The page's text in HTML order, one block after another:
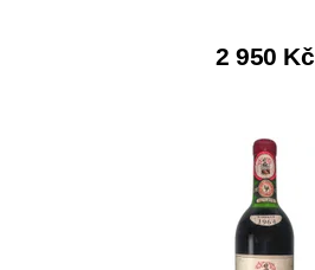
2 950 Kč